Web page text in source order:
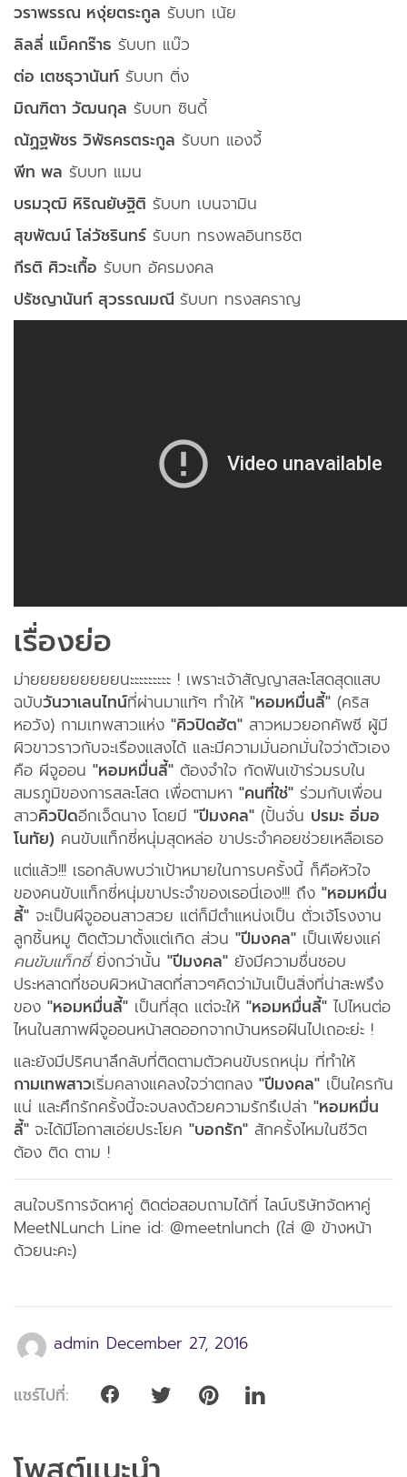
วราพรรณ หงุ่ยตระกูล รับบท เน้ย
ลิลลี่ แม็คกร๊าธ รับบท แบ๊ว
ต่อ เตชธุวานันท์ รับบท ติ่ง
มิณฑิตา วัฒนกุล รับบท ซินดี้
ณัฏฐพัชร วิพัธครตระกูล รับบท แองจี้
พีท พล รับบท แมน
บรมวุฒิ หิริณยัษฐิติ รับบท เบนจามิน
สุขพัฒน์ โล่วัชรินทร์ รับบท ทรงพลอินทรชิต
กีรติ ศิวะเกื้อ รับบท อัครมงคล
ปรัชญานันท์ สุวรรณมณี รับบท ทรงสคราญ
เรื่องย่อ
ม่ายยยยยยยยยนะะะะะะะะะ ! เพราะเจ้าสัญญาสละโสดสุดแสบ
ฉบับวันวาเลนไทน์ที่ผ่านมาแท้ๆ ทำให้ "หอมหมื่นลี้" (คริส
หอวัง) กามเทพสาวแห่ง "คิวปิดฮัต" สาวหมวยอกคัพซี ผู้มี
ผิวขาวราวกับจะเรืองแสงได้ และมีความมั่นอกมั่นใจว่าตัวเอง
คือ ผีจูออน "หอมหมื่นลี้" ต้องจำใจ กัดฟันเข้าร่วมรบใน
สมรภูมิของการสละโสด เพื่อตามหา "คนที่ใช่" ร่วมกับเพื่อน
สาวคิวปิดอีกเจ็ดนาง โดยมี "ปีมงคล" (ปั้นจั่น ปรมะ อิ่มอ
โนทัย) คนขับแท็กซี่หนุ่มสุดหล่อ ขาประจำคอยช่วยเหลือเธอ
แต่แล้ว!!! เธอกลับพบว่าเป้าหมายในการบครั้งนี้ ก็คือหัวใจ
ของคนขับแท็กซี่หนุ่มขาประจำของเธอนี่เอง!!! ถึง "หอมหมื่น
ลี้" จะเป็นผีจูออนสาวสวย แต่ก็มีตำแหน่งเป็น ตั่วเจ้โรงงาน
ลูกชิ้นหมู ติดตัวมาตั้งแต่เกิด ส่วน "ปีมงคล" เป็นเพียงแค่
คนขับแท็กซี่ยิ่งกว่านั้น "ปีมงคล" ยังมีความชื่นชอบ
ประหลาดที่ชอบผิวหน้าสดที่สาวๆคิดว่ามันเป็นสิ่งที่น่าสะพรึง
ของ "หอมหมื่นลี้" เป็นที่สุด แต่จะให้ "หอมหมื่นลี้" ไปไหนต่อ
ไหนในสภาพผีจูออนหน้าสดออกจากบ้านหรอฝันไปเถอะย่ะ !
และยังมีปริศนาลึกลับที่ติดตามตัวคนขับรถหนุ่ม ที่ทำให้
กามเทพสาวเริ่มคลางแคลงใจว่าตกลง "ปีมงคล" เป็นใครกัน
แน่ และศึกรักครั้งนี้จะจบลงด้วยความรักรึเปล่า "หอมหมื่น
ลี้" จะได้มีโอกาสเอ่ยประโยค "บอกรัก" สักครั้งไหมในชีวิต
ต้อง ติด ตาม !
สนใจบริการจัดหาคู่ ติดต่อสอบถามได้ที่ ไลน์บริษัทจัดหาคู่
MeetNLunch Line id: @meetnlunch (ใส่ @ ข้างหน้า
ด้วยนะคะ)
admin December 27, 2016
แชร์ไปที่: